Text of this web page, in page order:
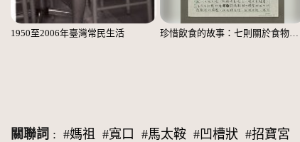
1950至2006年臺灣常民生活 珍惜飲食的故事：七則關於食物的個人、家庭、家族、社會、國族記憶
關聯詞 : #媽祖 #寬口 #馬太鞍 #凹槽狀 #招寶宮